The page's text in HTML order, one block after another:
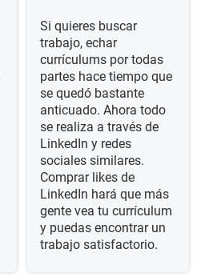
Si quieres buscar
trabajo, echar
currículums por todas
partes hace tiempo que
se quedó bastante
anticuado. Ahora todo
se realiza a través de
LinkedIn y redes
sociales similares.
Comprar likes de
LinkedIn hará que más
gente vea tu currículum
y puedas encontrar un
trabajo satisfactorio.